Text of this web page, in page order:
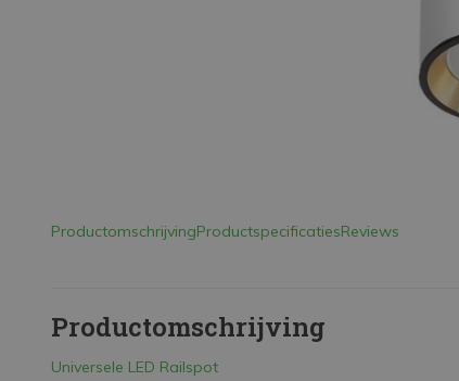
ProductomschrijvingProductspecificatiesReviews
Productomschrijving
Universele LED Railspot